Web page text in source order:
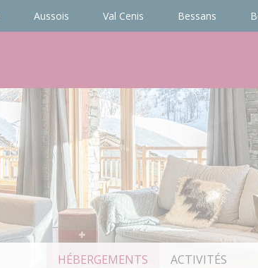
Aussois Val Cenis Bessans
HÉBERGEMENTS ACTIVITÉS